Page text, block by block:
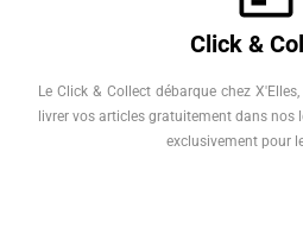
Click &
Le Click & Collect débarque chez
livrer vos articles gratuitement dans nos
exclusivement pour